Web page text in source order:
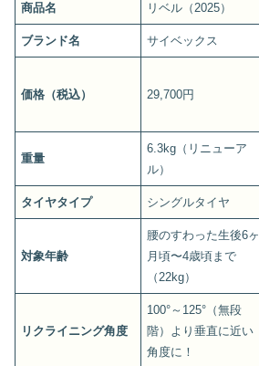
商品名 リベル（2025）
ブランド名 サイベックス
価格（税込） 29,700円
重量
6.3kg（リニューア
ル）
タイヤタイプ シングルタイヤ
対象年齢
腰のすわった生後6ヶ
月頃〜4歳頃まで
（22kg）
リクライニング角度
100°～125°（無段
階）より垂直に近い
角度に！